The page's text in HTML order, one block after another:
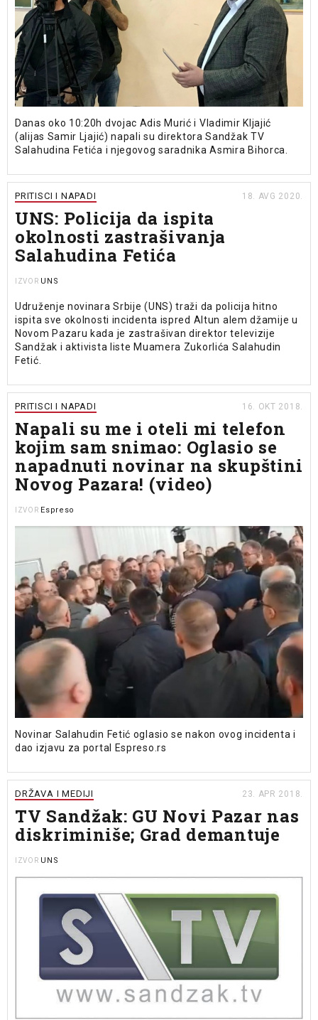
Danas oko 10:20h dvojac Adis Murić i Vladimir Kljajić
(alijas Samir Ljajić) napali su direktora Sandžak TV
Salahudina Fetića i njegovog saradnika Asmira Bihorca.
PRITISCI I NAPADI 18. AVG 2020.
UNS: Policija da ispita
okolnosti zastrašivanja
Salahudina Fetića
IZVOR UNS
Udruženje novinara Srbije (UNS) traži da policija hitno
ispita sve okolnosti incidenta ispred Altun alem džamije u
Novom Pazaru kada je zastrašivan direktor televizije
Sandžak i aktivista liste Muamera Zukorlića Salahudin
Fetić.
PRITISCI I NAPADI 16. OKT 2018.
Napali su me i oteli mi telefon
kojim sam snimao: Oglasio se
napadnuti novinar na skupštini
Novog Pazara! (video)
IZVOR Espreso
Novinar Salahudin Fetić oglasio se nakon ovog incidenta i
dao izjavu za portal Espreso.rs
DRŽAVA I MEDIJI 23. APR 2018.
TV Sandžak: GU Novi Pazar nas
diskriminiše; Grad demantuje
IZVOR UNS